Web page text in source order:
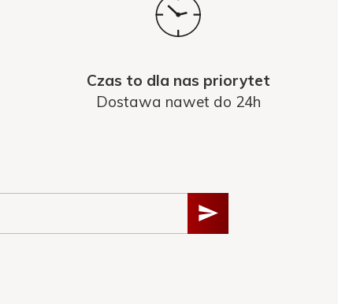
Czas to dla nas priorytet
Dostawa nawet do 24h